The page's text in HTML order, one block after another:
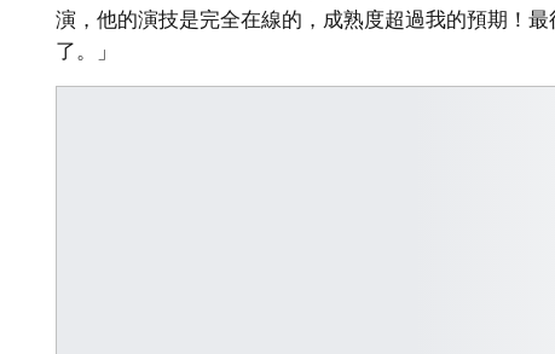
演，他的演技是完全在線的，成熟度超過我的預期！
了。」